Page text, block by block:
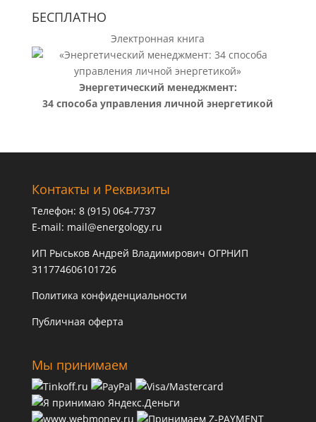
БЕСПЛАТНО
Электронная книга
Энергетический менеджмент:
34 способа управления личной энергетикой
Контакты и Реквизиты
Телефон: 8 (915) 064-7737
E-mail: mail@energology.ru
ИП Рыськов Андрей Владимирович ОГРНИП
311774606101726
Политика конфиденциальности
Публичная оферта
Мы принимаем